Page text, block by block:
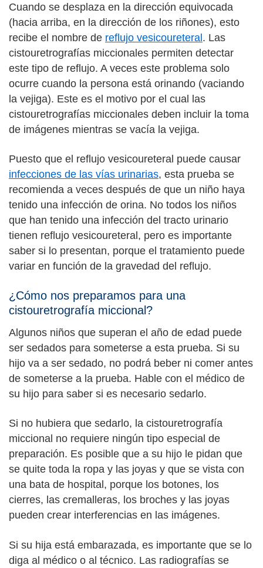
Cuando se desplaza en la dirección equivocada
(hacia arriba, en la dirección de los riñones), esto
recibe el nombre de reflujo vesicoureteral. Las
cistouretrografías miccionales permiten detectar
este tipo de reflujo. A veces este problema solo
ocurre cuando la persona está orinando (vaciando
la vejiga). Este es el motivo por el cual las
cistouretrografías miccionales deben incluir la toma
de imágenes mientras se vacía la vejiga.
Puesto que el reflujo vesicoureteral puede causar
infecciones de las vías urinarias, esta prueba se
recomienda a veces después de que un niño haya
tenido una infección de orina. No todos los niños
que han tenido una infección del tracto urinario
tienen reflujo vesicoureteral, pero es importante
saber si lo presentan, porque el tratamiento puede
variar en función de la gravedad del reflujo.
¿Cómo nos preparamos para una
cistouretrografía miccional?
Algunos niños que superan el año de edad puede
ser sedados para someterse a esta prueba. Si su
hijo va a ser sedado, no podrá beber ni comer antes
de someterse a la prueba. Hable con el médico de
su hijo para saber si es necesario sedarlo.
Si no hubiera que sedarlo, la cistouretrografía
miccional no requiere ningún tipo especial de
preparación. Es posible que a su hijo le pidan que
se quite toda la ropa y las joyas y que se vista con
una bata de hospital, porque los botones, los
cierres, las cremalleras, los broches y las joyas
pueden crear interferencias en las imágenes.
Si su hija está embarazada, es importante que se lo
diga al médico o al técnico. Las radiografías se